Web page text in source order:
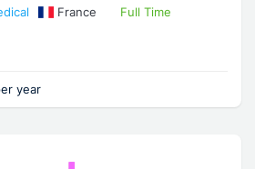
France Full Time
year